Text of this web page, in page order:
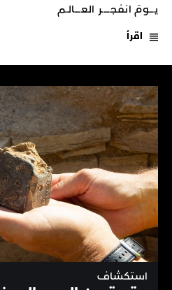
يـــومَ انفجـــــر العــــالـم
اقرأ
استكشاف